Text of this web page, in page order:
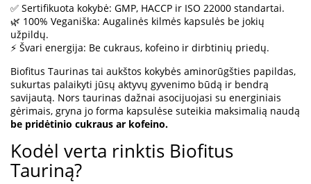
✅ Sertifikuota kokybė: GMP, HACCP ir ISO 22000 standartai.
🌿 100% Veganiška: Augalinės kilmės kapsulės be jokių
užpildų.
⚡ Švari energija: Be cukraus, kofeino ir dirbtinių priedų.
Biofitus Taurinas tai aukštos kokybės aminorūgšties papildas,
sukurtas palaikyti jūsų aktyvų gyvenimo būdą ir bendrą
savijautą. Nors taurinas dažnai asocijuojasi su energiniais
gėrimais, gryna jo forma kapsulėse suteikia maksimalią naudą
be pridėtinio cukraus ar kofeino.
Kodėl verta rinktis Biofitus
Tauriną?